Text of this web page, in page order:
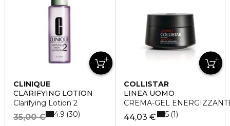
CLINIQUE
CLARIFYING LOTION
Clarifying Lotion 2
35,00 € 4.9 30
COLLISTAR
LINEA UOMO
CREMA-GEL
44,03 €
5 1